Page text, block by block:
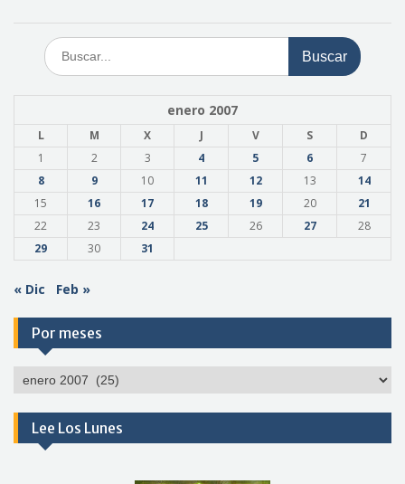
Buscar:
enero 2007
L M X J V S
D
1
2 3 4 5 6
7
8
9 10 11 12 13
14
15
16 17 18 19 20
21
22
23 24 25 26 27
28
29
30 31
« Dic Feb »
Por meses
Por
Lee Los Lunes